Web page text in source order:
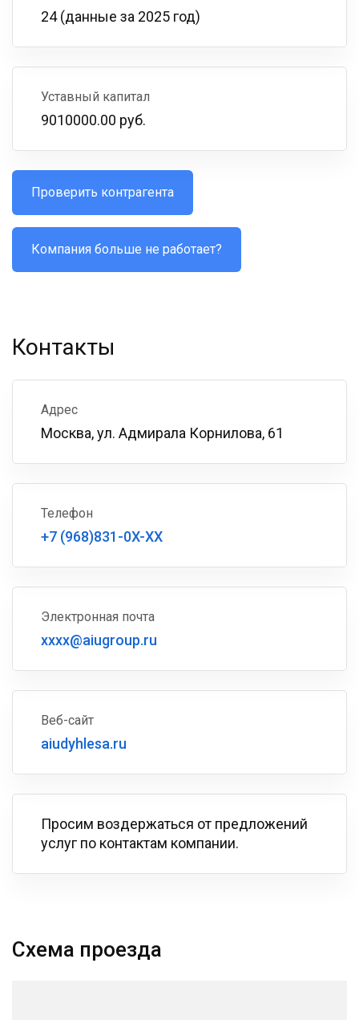
24 (данные за 2025 год)
Уставный капитал
9010000.00 руб.
Проверить контрагента
Компания больше не работает?
Контакты
Адрес
Москва, ул. Адмирала Корнилова, 61
Телефон
+7 (968)831-0X-XX
Электронная почта
xxxx@aiugroup.ru
Веб-сайт
aiudyhlesa.ru
Просим воздержаться от предложений
услуг по контактам компании.
Схема проезда